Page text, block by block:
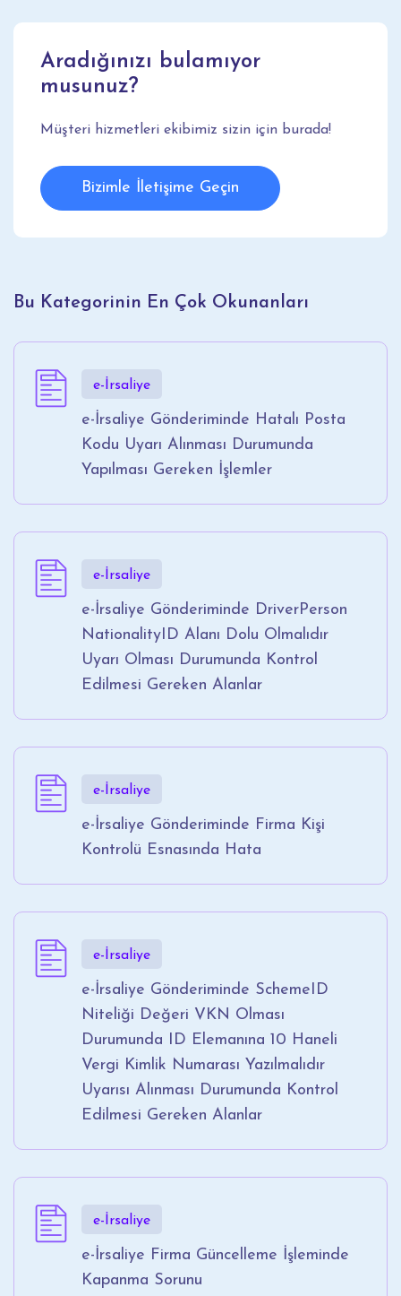
Aradığınızı bulamıyor
musunuz?
Müşteri hizmetleri ekibimiz sizin için burada!
Bizimle İletişime Geçin
Bu Kategorinin En Çok Okunanları
e-İrsaliye
e-İrsaliye Gönderiminde Hatalı Posta
Kodu Uyarı Alınması Durumunda
Yapılması Gereken İşlemler
e-İrsaliye
e-İrsaliye Gönderiminde DriverPerson
NationalityID Alanı Dolu Olmalıdır
Uyarı Olması Durumunda Kontrol
Edilmesi Gereken Alanlar
e-İrsaliye
e-İrsaliye Gönderiminde Firma Kişi
Kontrolü Esnasında Hata
e-İrsaliye
e-İrsaliye Gönderiminde SchemeID
Niteliği Değeri VKN Olması
Durumunda ID Elemanına 10 Haneli
Vergi Kimlik Numarası Yazılmalıdır
Uyarısı Alınması Durumunda Kontrol
Edilmesi Gereken Alanlar
e-İrsaliye
e-İrsaliye Firma Güncelleme İşleminde
Kapanma Sorunu